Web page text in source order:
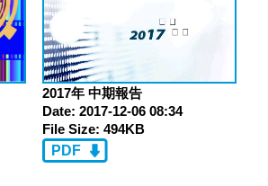
2017年 中期報告
Date: 2017-12-06 08:34
File Size: 494KB
PDF